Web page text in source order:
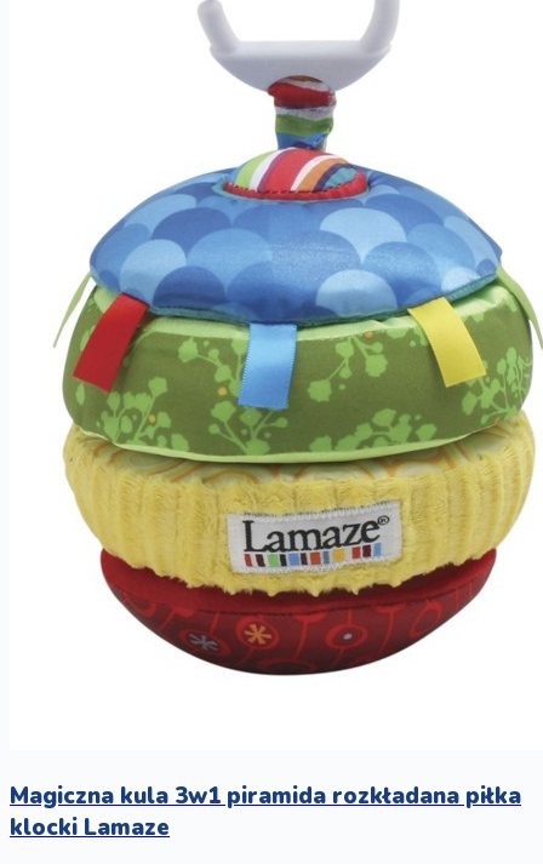
Magiczna kula 3w1 piramida rozkładana piłka
klocki Lamaze